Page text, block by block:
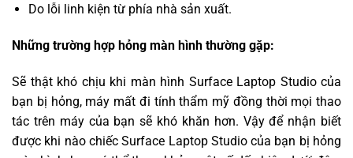
Do lỗi linh kiện từ phía nhà sản xuất.
Những trường hợp hỏng màn hình thường gặp:
Sẽ thật khó chịu khi màn hình Surface Laptop Studio của
bạn bị hỏng, máy mất đi tính thẩm mỹ đồng thời mọi thao
tác trên máy của bạn sẽ khó khăn hơn. Vậy để nhận biết
được khi nào chiếc Surface Laptop Studio của bạn bị hỏng